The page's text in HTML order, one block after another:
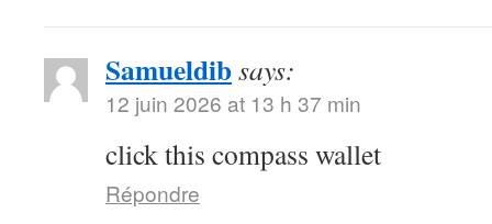
Samueldibsays:
12 juin 2026 at 13 h 37 min
click this compass wallet
Répondre